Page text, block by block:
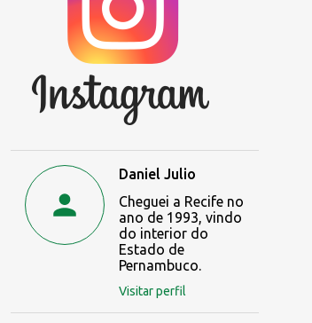
Daniel Julio
Cheguei a Recife no
ano de 1993, vindo
do interior do
Estado de
Pernambuco.
Visitar perfil